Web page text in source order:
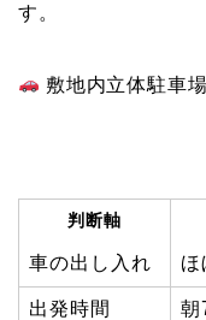
す。
敷地内立体駐車
判断軸
車の出し入れ ほ
出発時間 朝